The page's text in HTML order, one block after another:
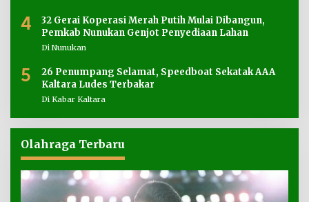
4
32 Gerai Koperasi Merah Putih Mulai Dibangun,
Pemkab Nunukan Genjot Penyediaan Lahan
Di Nunukan
5
26 Penumpang Selamat, Speedboat Sekatak AAA
Kaltara Ludes Terbakar
Di Kabar Kaltara
Olahraga Terbaru